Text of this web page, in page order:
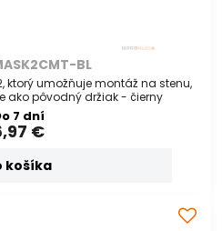
BL
ktorý umožňuje montáž na stenu,
ako pôvodný držiak - čierny
7 dní
€
košíka